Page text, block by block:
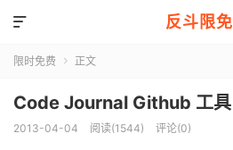
反斗限免

限时免费  正文
Code Journal Github 工具
2013-04-04 阅读(1544) 评论(0)